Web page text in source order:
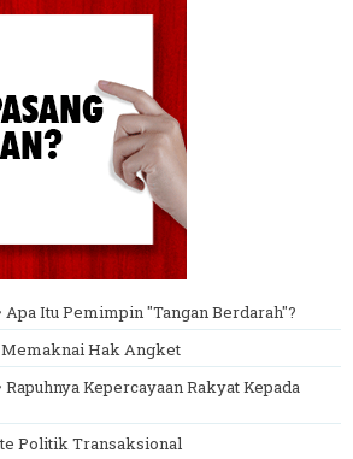
Itu Pemimpin "Tangan Berdarah"?
Hak Angket
Kepercayaan Rakyat Kepada
Politik Transaksional